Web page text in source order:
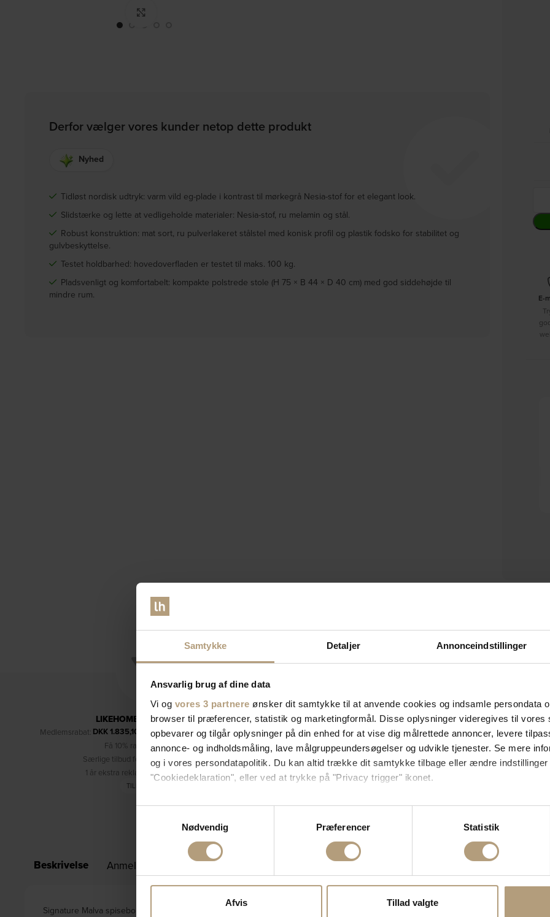
Samtykke Detaljer Annonceindstillinger
Ansvarlig brug af dine data
Vi og vores 3 partnere ønsker dit samtykke til at anvende cookies og indsamle persondata
browser til præferencer, statistik og marketingformål. Disse oplysninger videregives til vores
opbevarer og tilgår oplysninger på din enhed for at vise dig målrettede annoncer, levere
annonce- og indholdsmåling, lave målgruppeundersøgelser og udvikle tjenester. Se mere
og i vores persondatapolitik. Du kan altid trække dit samtykke tilbage eller ændre indstillinger
"Cookiedeklaration", eller ved at trykke på "Privacy trigger" ikonet.
Hvis du tillader det, vil vi også gerne:
Indsamle præcise oplysninger om din placering, der kan være nøjagtig inden for få
Identificere din enhed baseret på en scanning af dens unikke karakteristika
Dine valg anvendes på hele websitet.
annonceringspartnere og analysepartnere. Vores partnere kan kombinere disse data med
Nødvendig
Præferencer Statistik
Afvis Tillad valgte
Derfor vælger vores kunder netop dette produkt
Nyhed
Tidløst nordisk udtryk: varm vild eg-plade i kontrast til mørkegrå Nesia-stof for et elegant look.
Slidstærke og lette at vedligeholde materialer: Nesia-stof, ru melamin og stål.
Robust konstruktion: mat sort, ru pulverlakeret stålstel med konisk profil og plastik fodsko for stabilitet og
gulvbeskyttelse.
Testet holdbarhed: hovedoverfladen er testet til maks. 100 kg.
Pladsvenligt og komfortabelt: kompakte polstrede stole (H 75 × B 44 × D 40 cm) med god siddehøjde til
mindre rum.
E-
LIKEHOME'S KUNDEKLUB
Medlemsrabat: DKK1.835,10
– kun for medlemmer (læs mere)
Få 10% rabat på dine køb
Særlige tilbud forbeholdt medlemmer
1 år ekstra reklamationsret (3 år i alt)
TILMELD DIG
CERTIFICERET AF E-MÆRKET
Tryghed når du handler
Beskrivelse Anmeldelser (0) Specifikationer Levering & retur
Signature Malva spisebordssæt kombinerer nordisk enkelhed med praktisk holdbarhed og er især velegnet til private